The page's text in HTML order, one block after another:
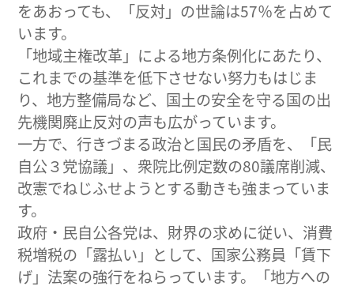
をあおっても、「反対」の世論は57％を占めて
います。
「地域主権改革」による地方条例化にあたり、
これまでの基準を低下させない努力もはじま
り、地方整備局など、国土の安全を守る国の出
先機関廃止反対の声も広がっています。
一方で、行きづまる政治と国民の矛盾を、「民
自公３党協議」、衆院比例定数の80議席削減、
改憲でねじふせようとする動きも強まっていま
す。
政府・民自公各党は、財界の求めに従い、消費
税増税の「露払い」として、国家公務員「賃下
げ」法案の強行をねらっています。「地方への